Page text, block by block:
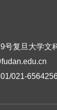
号复旦大学文
021-